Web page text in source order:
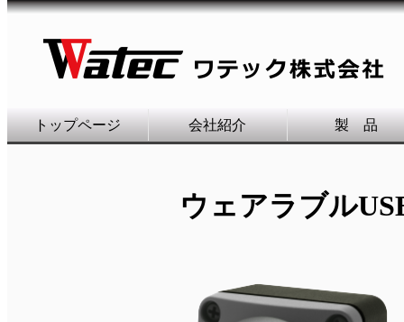
トップページ 会社紹介 製 品
ウェアラブル